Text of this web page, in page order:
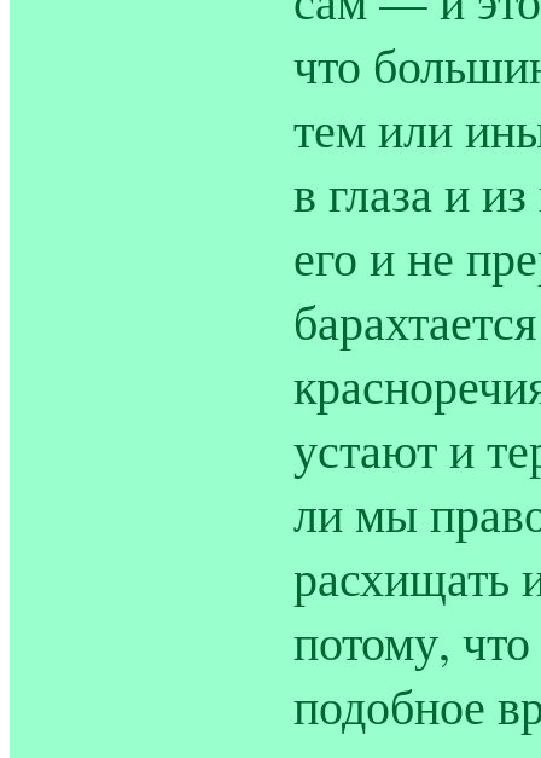
что
тем или
в глаза и
его и не
устают и
ли мы
расхищать
потому,
подобное